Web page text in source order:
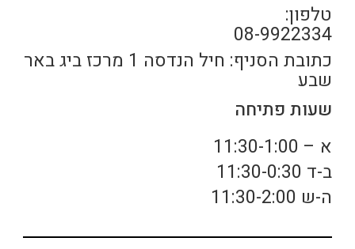
טלפון:
08-9922334
כתובת הסניף: חיל הנדסה 1 מרכז ביג באר
שבע
שעות פתיחה
א – 11:30-1:00
ב-ד 11:30-0:30
ה-ש 11:30-2:00